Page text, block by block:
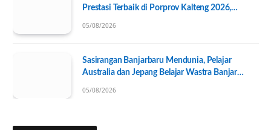
Prestasi Terbaik di Porprov Kalteng 2026,
05/08/2026
Sasirangan Banjarbaru Mendunia, Pelajar
Australia dan Jepang Belajar Wastra Banjar
05/08/2026